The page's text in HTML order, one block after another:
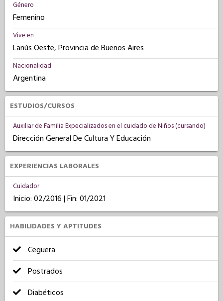
Género
Femenino
Vive en
Lanús Oeste, Provincia de Buenos Aires
Nacionalidad
Argentina
ESTUDIOS/CURSOS
Auxiliar de Familia Expecializados en el cuidado de Niños (cursando)
Dirección General De Cultura Y Educación
EXPERIENCIAS LABORALES
Cuidador
Inicio: 02/2016 | Fin: 01/2021
HABILIDADES Y APTITUDES
Ceguera
Postrados
Diabéticos